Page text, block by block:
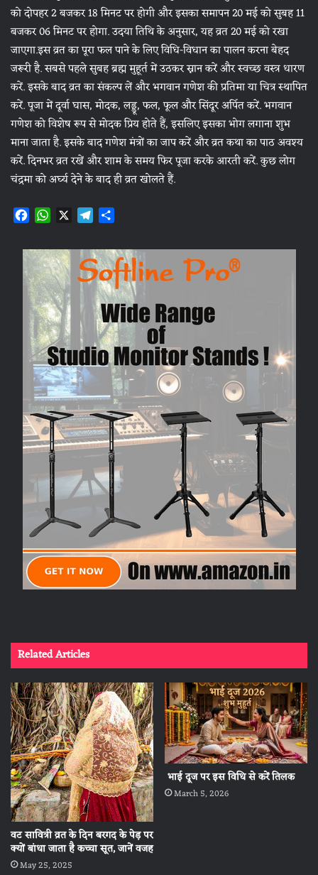
को दोपहर 2 बजकर 18 मिनट पर होगी और इसका समापन 20 मई को सुबह 11
बजकर 06 मिनट पर होगा. उदया तिथि के अनुसार, यह व्रत 20 मई को रखा
जाएगा.इस व्रत का पूरा फल पाने के लिए विधि-विधान का पालन करना बेहद
जरूरी है. सबसे पहले सुबह ब्रह्म मुहूर्त में उठकर स्नान करें और स्वच्छ वस्त्र धारण
करें. इसके बाद व्रत का संकल्प लें और भगवान गणेश की प्रतिमा या चित्र स्थापित
करें. पूजा में दूर्वा घास, मोदक, लड्डू, फल, फूल और सिंदूर अर्पित करें. भगवान
गणेश को विशेष रूप से मोदक प्रिय होते हैं, इसलिए इसका भोग लगाना शुभ
माना जाता है. इसके बाद गणेश मंत्रों का जाप करें और व्रत कथा का पाठ अवश्य
करें. दिनभर व्रत रखें और शाम के समय फिर पूजा करके आरती करें. कुछ लोग
चंद्रमा को अर्घ्य देने के बाद ही व्रत खोलते हैं.
F
c
e
b
o
o
k
W
a
t
s
A
p
p
X T
l
e
g
r
a
m
a
r
e
Related Articles
वट सावित्री व्रत के दिन बरगद के पेड़ पर
क्यों बांधा जाता है कच्चा सूत, जानें वजह
May 25, 2025
भाई दूज पर इस विधि से करें तिलक
March 5, 2026